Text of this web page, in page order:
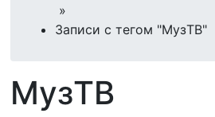
»
Записи с тегом "МузТВ"
МузТВ